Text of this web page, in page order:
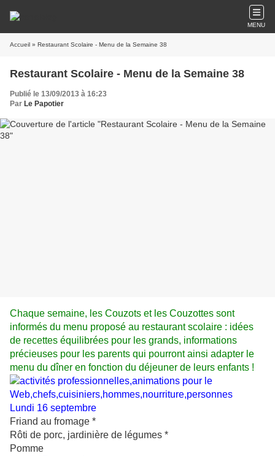
MENU
Accueil » Restaurant Scolaire - Menu de la Semaine 38
Restaurant Scolaire - Menu de la Semaine 38
Publié le 13/09/2013 à 16:23
Par Le Papotier
Chaque semaine, les Couzots et les Couzottes sont
informés du menu proposé au restaurant scolaire : idées
de recettes équilibrées pour les grands, informations
précieuses pour les parents qui pourrontainsi adapter le
menu du dîner en fonction du déjeuner de leurs enfants !
Lundi 16 septembre
Friand au fromage *
Rôti de porc, jardinière de légumes *
Pomme